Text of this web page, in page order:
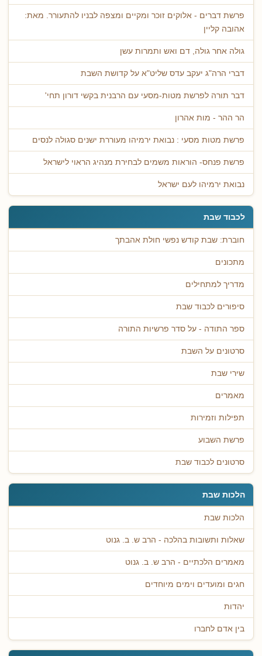
פרשת דברים - אלוקים זוכר ומקיים ומצפה לבניו להתעורר. מאת:
אהובה קליין
גולה אחר גולה, דם ואש ותמרות עשן
דברי הרה"ג יעקב עדס שליט"א על קדושת השבת
דבר תורה לפרשת מטות-מסעי עם הרבנית בקשי דורון תחי'
הר ההר - מות אהרון
פרשת מטות מסעי : נבואת ירמיהו מעוררת ישנים סגולה לנסים
פרשת פנחס- הוראות משמים לבחירת מנהיג הראוי לישראל
נבואת ירמיהו לעם ישראל
לכבוד שבת
חוברת: שבת קודש נפשי חולת אהבתך
מתכונים
מדריך למתחילים
סיפורים לכבוד שבת
ספר התודה - על סדר פרשיות התורה
סרטונים על השבת
שירי שבת
מאמרים
תפילות וזמירות
פרשת השבוע
סרטונים לכבוד שבת
הלכות שבת
הלכות שבת
שאלות ותשובות בהלכה - הרב ש. ב. גנוט
מאמרים הלכתיים - הרב ש. ב. גנוט
חגים ומועדים וימים מיוחדים
יהדות
בין אדם לחברו